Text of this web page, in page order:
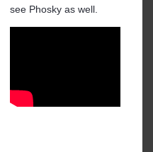
see Phosky as well.